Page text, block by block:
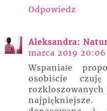
Odpowiedz
Aleksandra:
marca 2019 20:06
Wspaniałe
osobiście
rozkloszowanych